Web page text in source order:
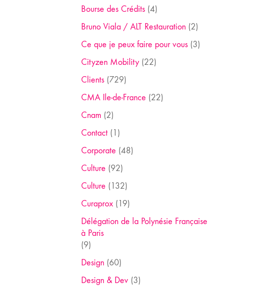
Bourse des Crédits(4)
Bruno Viala / ALT Restauration(2)
Ce que je peux faire pour vous(3)
Cityzen Mobility(22)
Clients(729)
CMA Ile-de-France (22)
Cnam (2)
Contact(1)
Corporate (48)
Culture (92)
Culture (132)
Curaprox(19)
Délégation de la Polynésie Française
à Paris
(9)
Design(60)
Design & Dev(3)